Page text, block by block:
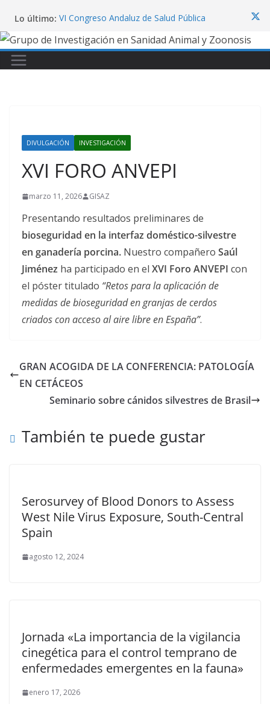
contenido
Lo último: VI Congreso Andaluz de Salud Pública
Finaliza el curso “Técnicas y
Aplicaciones de la Microscopía”
Unveiling the clinical signs and
Congreso internacional “Tackling
Emerging Vector-Borne Diseases in
Europe: Building Research Networks”
DIVULGACIÓN INVESTIGACIÓN
XVI FORO ANVEPI
marzo 11, 2026 GISAZ
Presentando resultados preliminares de
bioseguridad en la interfaz doméstico-silvestre
en ganadería porcina. Nuestro compañero Saúl
Jiménez ha participado en el XVI Foro ANVEPI con
el póster titulado “Retos para la aplicación de
medidas de bioseguridad en granjas de cerdos
criados con acceso al aire libre en España”.
GRAN ACOGIDA DE LA CONFERENCIA: PATOLOGÍA
EN CETÁCEOS
Seminario sobre cánidos silvestres de Brasil
También te puede gustar
Serosurvey of Blood Donors to Assess
West Nile Virus Exposure, South-Central
Spain
agosto 12, 2024
Jornada «La importancia de la vigilancia
cinegética para el control temprano de
enfermedades emergentes en la fauna»
enero 17, 2026